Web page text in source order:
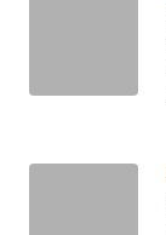
BANTEN
WN